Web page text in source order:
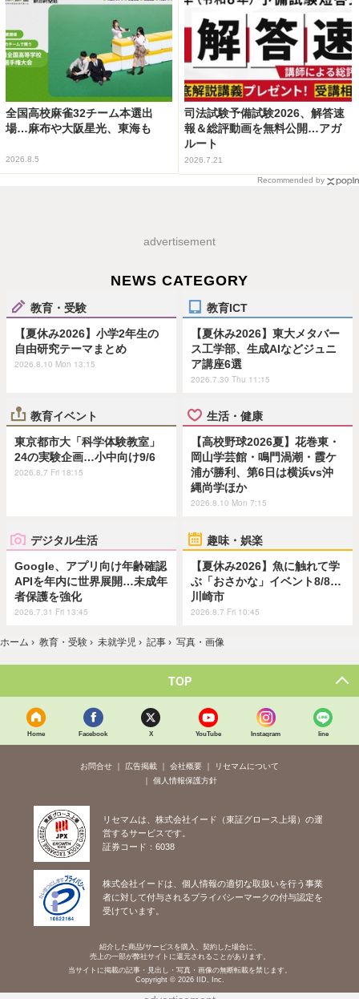
全国高校麻雀32チーム本選出
場…麻布や大阪星光、東海も
2026.8.5
司法試験予備試験2026、解答速
報＆総評動画を無料公開…アガ
ルート
2026.7.21
Recommended by
advertisement
NEWS CATEGORY
教育・受験
【夏休み2026】小学2年生の
自由研究テーマまとめ
2026.8.10 Mon 13:15
教育ICT
【夏休み2026】東大メタバー
ス工学部、生成AIなどジュニ
ア講座6選
2026.7.30 Thu 11:15
教育イベント
東京都市大「科学体験教室」
24の実験企画…小中向け9/6
2026.8.7 Fri 18:15
生活・健康
【高校野球2026夏】花巻東・
岡山学芸館・鳴門渦潮・霞ケ
浦が勝利、第6日は横浜vs沖
縄尚学ほか
2026.8.10 Mon 7:15
デジタル生活
Google、アプリ向け年齢確認
APIを年内に世界展開…未成年
者保護を強化
2026.7.31 Fri 13:45
趣味・娯楽
【夏休み2026】魚に触れて学
ぶ「おさかな」イベント8/8…
川崎市
2026.8.7 Fri 10:45
ホーム › 教育・受験 › 未就学児 › 記事 › 写真・画像
TOP
Home Facebook X YouTube Instagram line
お問合せ 広告掲載 会社概要
リセマムについて
個人情報保護方針
リセマムは、株式会社イード（東証グロース上場）の運
営するサービスです。
証券コード：6038
株式会社イードは、個人情報の適切な取扱いを行う事業
者に対して付与されるプライバシーマークの付与認定を
受けています。
紹介した商品/サービスを購入、契約した場合に、
売上の一部が弊社サイトに還元されることがあります。
当サイトに掲載の記事・見出し・写真・画像の無断転載を禁じます。
Copyright © 2026 IID, Inc.